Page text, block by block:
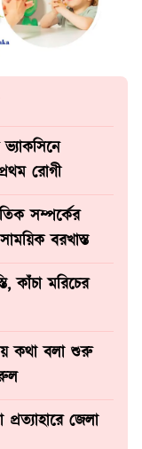
রোগী
সম্পর্কের
বরখাস্ত
কাঁচা মরিচের
কথা বলা শুরু
জেলা